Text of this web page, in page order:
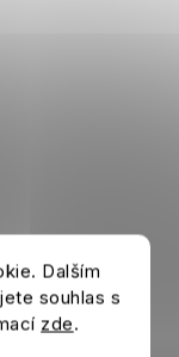
Dalším
souhlas s
zde.